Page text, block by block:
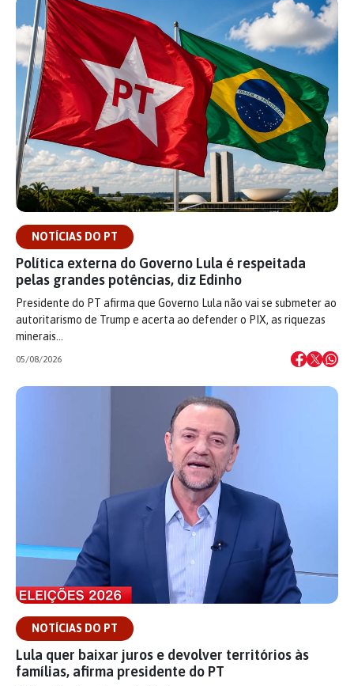
NOTÍCIAS DO PT
Política externa do Governo Lula é respeitada
pelas grandes potências, diz Edinho
Presidente do PT afirma que Governo Lula não vai se submeter ao
autoritarismo de Trump e acerta ao defender o PIX, as riquezas
minerais…
05/08/2026
NOTÍCIAS DO PT
Lula quer baixar juros e devolver territórios às
famílias, afirma presidente do PT